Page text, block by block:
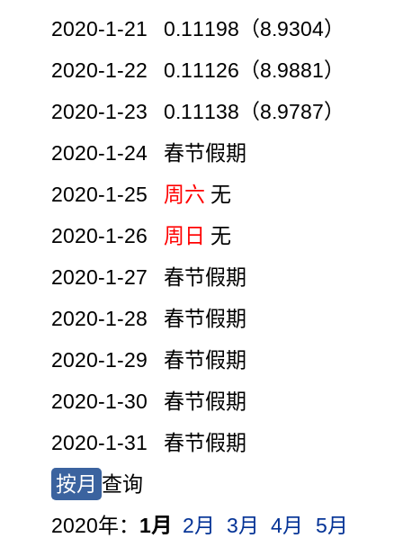
2020-1-21 0.11198（8.9304）
2020-1-22 0.11126（8.9881）
2020-1-23 0.11138（8.9787）
2020-1-24 春节假期
2020-1-25 周六 无
2020-1-26 周日 无
2020-1-27 春节假期
2020-1-28 春节假期
2020-1-29 春节假期
2020-1-30 春节假期
2020-1-31 春节假期
按月 查询
2020年： 1月 2月 3月 4月
5月